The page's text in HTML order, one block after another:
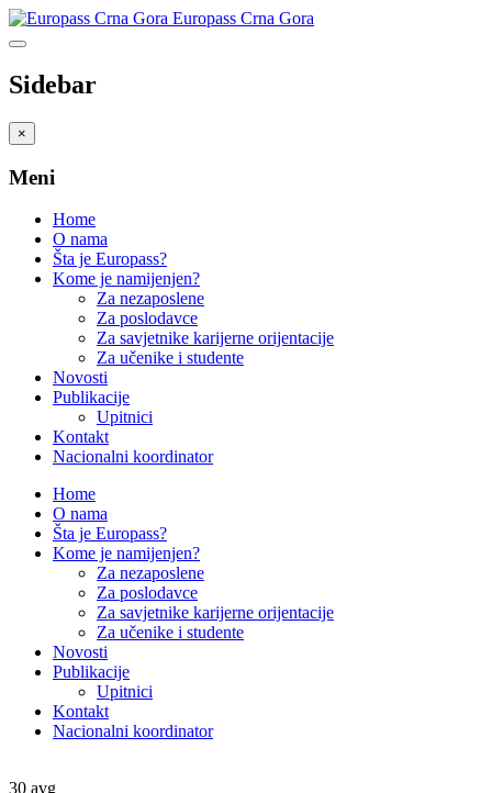
Europass Crna Gora
Sidebar
×
Meni
Home
O nama
Šta je Europass?
Kome je namijenjen?
Za nezaposlene
Za poslodavce
Za savjetnike karijerne orijentacije
Za učenike i studente
Novosti
Publikacije
Upitnici
Kontakt
Nacionalni koordinator
Home
O nama
Šta je Europass?
Kome je namijenjen?
Za nezaposlene
Za poslodavce
Za savjetnike karijerne orijentacije
Za učenike i studente
Novosti
Publikacije
Upitnici
Kontakt
Nacionalni koordinator
30 avg